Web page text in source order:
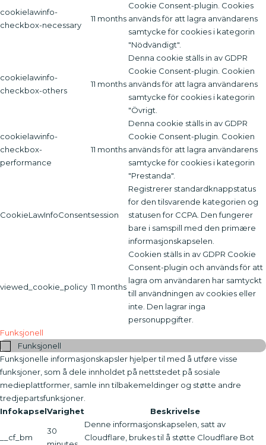
cookielawinfo-
checkbox-necessary
11 months
Cookie Consent-plugin. Cookies
används för att lagra användarens
samtycke för cookies i kategorin
"Nödvändigt".
cookielawinfo-
checkbox-others
11 months
Denna cookie ställs in av GDPR
Cookie Consent-plugin. Cookien
används för att lagra användarens
samtycke för cookies i kategorin
"Övrigt.
cookielawinfo-
checkbox-
performance
11 months
Denna cookie ställs in av GDPR
Cookie Consent-plugin. Cookien
används för att lagra användarens
samtycke för cookies i kategorin
"Prestanda".
CookieLawInfoConsentsession
Registrerer standardknappstatus
for den tilsvarende kategorien og
statusen for CCPA. Den fungerer
bare i samspill med den primære
informasjonskapselen.
viewed_cookie_policy 11 months
Cookien ställs in av GDPR Cookie
Consent-plugin och används för att
lagra om användaren har samtyckt
till användningen av cookies eller
inte. Den lagrar inga
personuppgifter.
Funksjonell
Funksjonell
Funksjonelle informasjonskapsler hjelper til med å utføre visse
funksjoner, som å dele innholdet på nettstedet på sosiale
medieplattformer, samle inn tilbakemeldinger og støtte andre
tredjepartsfunksjoner.
InfokapselVarighet Beskrivelse
__cf_bm
30
Denne informasjonskapselen, satt av
Cloudflare, brukes til å støtte Cloudflare Bot